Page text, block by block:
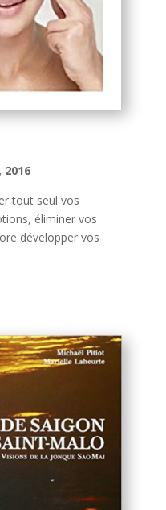
tout seul vos
éliminer vos
développer vos